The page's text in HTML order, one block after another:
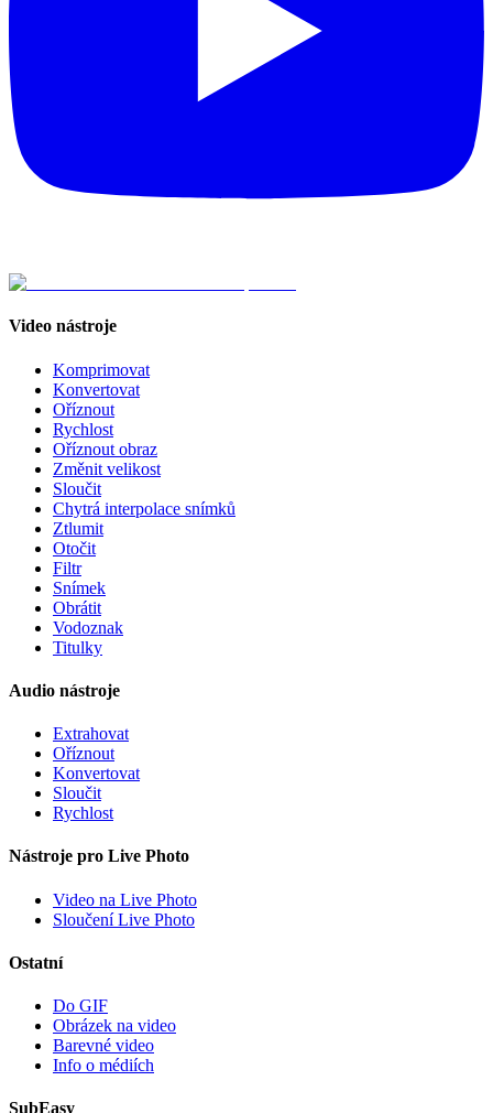
Video nástroje
Komprimovat
Konvertovat
Oříznout
Rychlost
Oříznout obraz
Změnit velikost
Sloučit
Chytrá interpolace snímků
Ztlumit
Otočit
Filtr
Snímek
Obrátit
Vodoznak
Titulky
Audio nástroje
Extrahovat
Oříznout
Konvertovat
Sloučit
Rychlost
Nástroje pro Live Photo
Video na Live Photo
Sloučení Live Photo
Ostatní
Do GIF
Obrázek na video
Barevné video
Info o médiích
SubEasy